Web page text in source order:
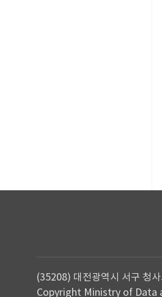
(35208) 대전광역시 서구 청
Copyright Ministry of Data